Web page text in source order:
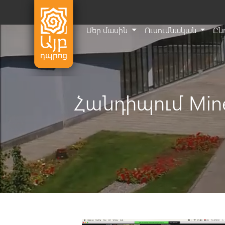
Մեր մասին Ուսումնական
Հանդիպում